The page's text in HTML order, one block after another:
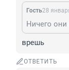
Гость28
врешь
ОТВЕТИТЬ